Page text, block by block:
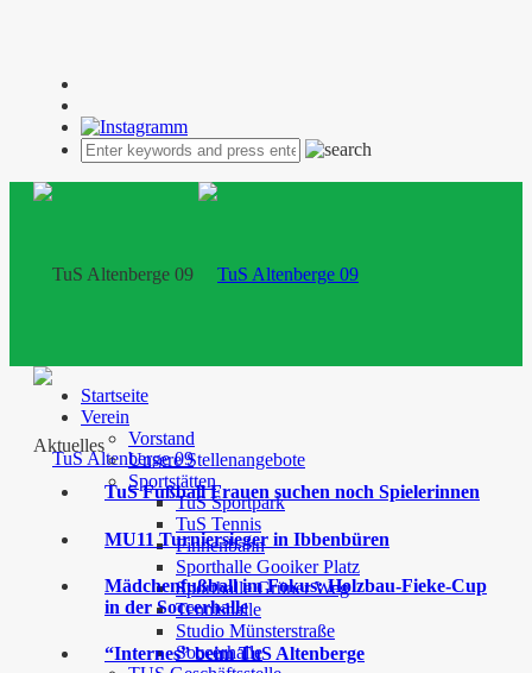
Startseite
Verein
Vorstand
Unsere Stellenangebote
Sportstätten
TuS Sportpark
TuS Tennis
Finnenbahn
Sporthalle Gooiker Platz
Sporthalle Grüner Weg
Tennishalle
Studio Münsterstraße
Soccerhalle
Aktuelles
TuS Fußball Frauen suchen noch Spielerinnen
MU11 Turniersieger in Ibbenbüren
Mädchenfußball im Fokus: Holzbau-Fieke-Cup
in der Soccerhalle
“Internes” beim TuS Altenberge